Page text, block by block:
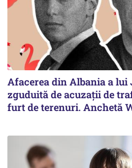
Afacerea din Albania a lui
zguduită de acuzații de
furt de terenuri. Anchetă